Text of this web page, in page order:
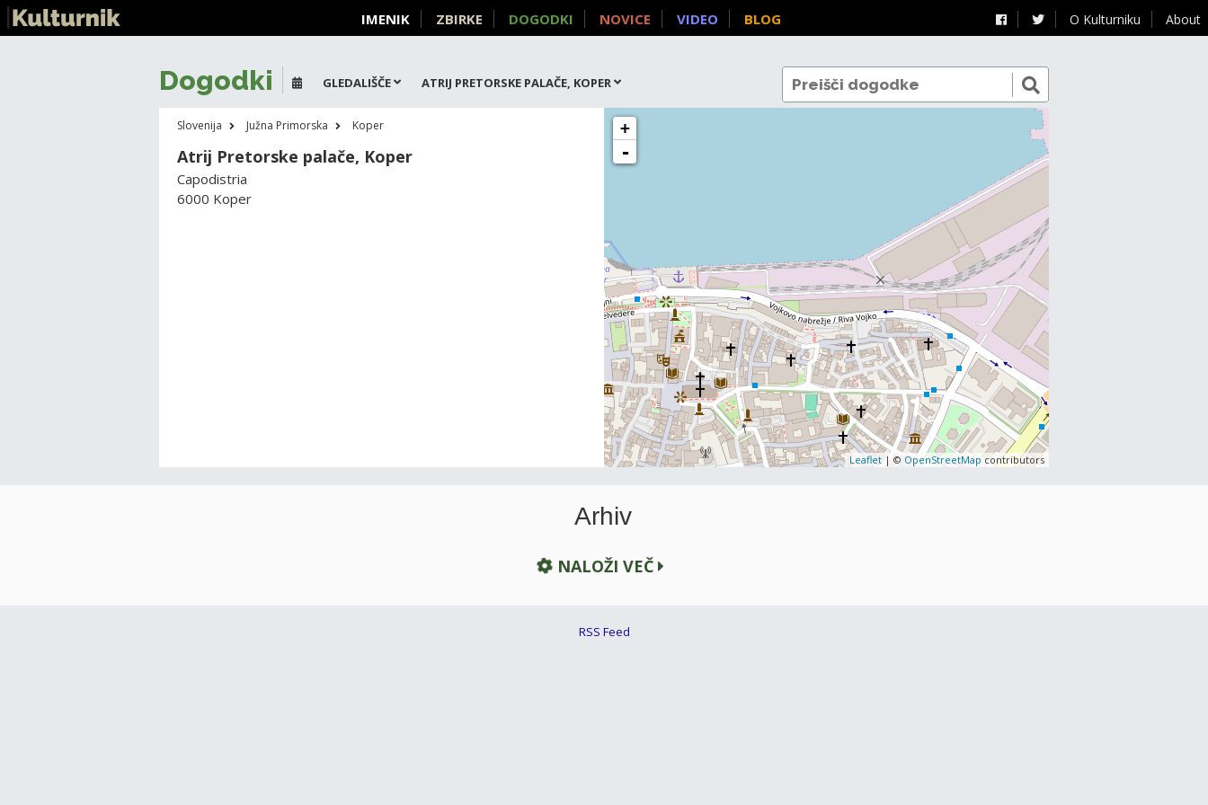
O Kulturniku About
IMENIK ZBIRKE DOGODKI NOVICE VIDEO BLOG
Dogodki GLEDALIŠČE ATRIJ PRETORSKE PALAČE, KOPER
Slovenija Južna Primorska Koper
Atrij Pretorske palače, Koper
Capodistria
6000 Koper
+
-
Leaflet| ©OpenStreetMap contributors
Arhiv
NALOŽI VEČ
RSS Feed